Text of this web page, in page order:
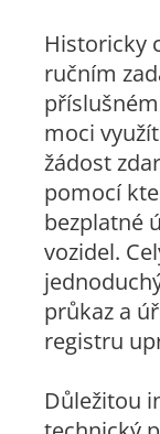
Historicky
ručním
moci
žádost
pomocí
bezplatné
vozidel.
průkaz a
registru
Důležitou